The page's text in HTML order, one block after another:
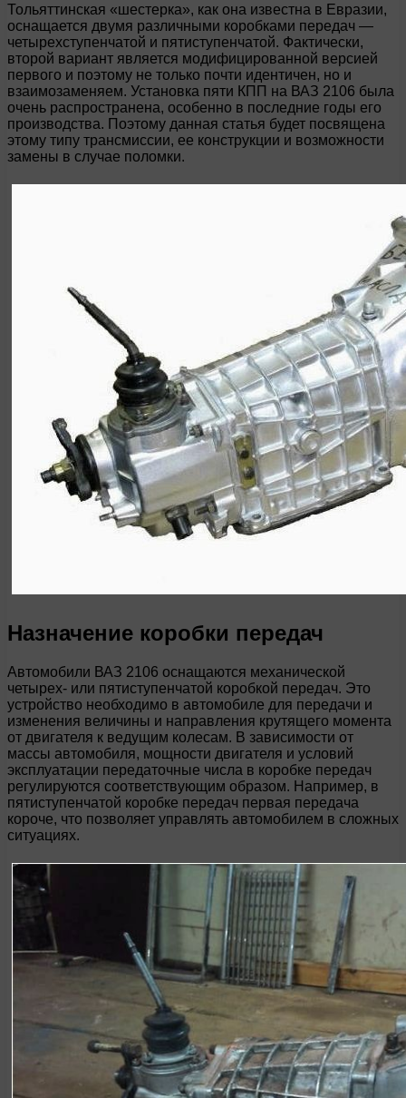
Тольяттинская «шестерка», как она известна в Евразии,
оснащается двумя различными коробками передач —
четырехступенчатой и пятиступенчатой. Фактически,
второй вариант является модифицированной версией
первого и поэтому не только почти идентичен, но и
взаимозаменяем. Установка пяти КПП на ВАЗ 2106 была
очень распространена, особенно в последние годы его
производства. Поэтому данная статья будет посвящена
этому типу трансмиссии, ее конструкции и возможности
замены в случае поломки.
Назначение коробки передач
Автомобили ВАЗ 2106 оснащаются механической
четырех- или пятиступенчатой коробкой передач. Это
устройство необходимо в автомобиле для передачи и
изменения величины и направления крутящего момента
от двигателя к ведущим колесам. В зависимости от
массы автомобиля, мощности двигателя и условий
эксплуатации передаточные числа в коробке передач
регулируются соответствующим образом. Например, в
пятиступенчатой коробке передач первая передача
короче, что позволяет управлять автомобилем в сложных
ситуациях.